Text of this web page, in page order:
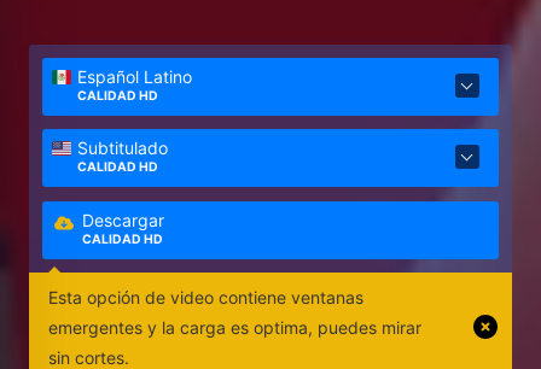
Español Latino
CALIDAD HD
Subtitulado
CALIDAD HD
Descargar
CALIDAD HD
Esta opción de video contiene ventanas
emergentes y la carga es optima, puedes mirar
sin cortes.